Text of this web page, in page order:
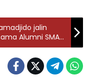
jalin
Alumni SMAN
Putri Aisyiyah